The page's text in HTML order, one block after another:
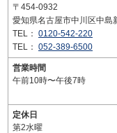
〒454-0932
愛知県名古屋市中川区中島
TEL： 0120-542-220
TEL： 052-389-6500
営業時間
午前10時〜午後7時
定休日
第2水曜